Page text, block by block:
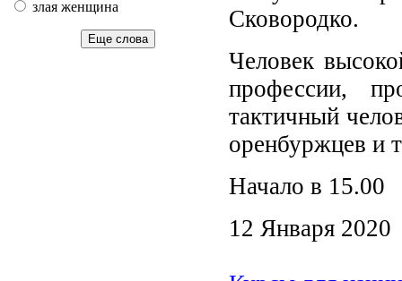
злая женщина
Еще слова
Сковородко.
Человек
профессии,
тактичный
оренбуржцев и
Начало в 15.00
12 Января 2020